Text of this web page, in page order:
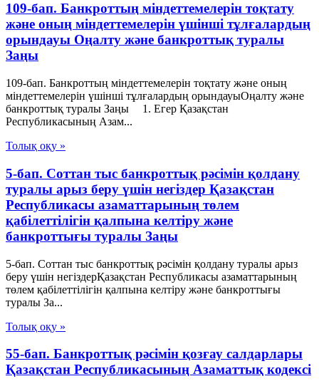
109-бап. Банкроттың міндеттемелерін тоқтату
және оның міндеттемелерін үшінші тұлғалардың
орындауы Оңалту және банкроттық туралы
Заңы
109-бап. Банкроттың міндеттемелерін тоқтату және оның
міндеттемелерін үшінші тұлғалардың орындауыОңалту және
банкроттық туралы Заңы 1. Егер Қазақстан
Республикасының Азам...
Толық оқу »
5-бап. Соттан тыс банкроттық рәсімін қолдану
туралы арыз беру үшін негіздер Қазақстан
Республикасы азаматтарының төлем
қабілеттілігін қалпына келтіру және
банкроттығы туралы Заңы
5-бап. Соттан тыс банкроттық рәсімін қолдану туралы арыз
беру үшін негіздерҚазақстан Республикасы азаматтарының
төлем қабілеттілігін қалпына келтіру және банкроттығы
туралы За...
Толық оқу »
55-бап. Банкроттық рәсімін қозғау салдарлары
Қазақстан Республикасының Азаматтық кодексi